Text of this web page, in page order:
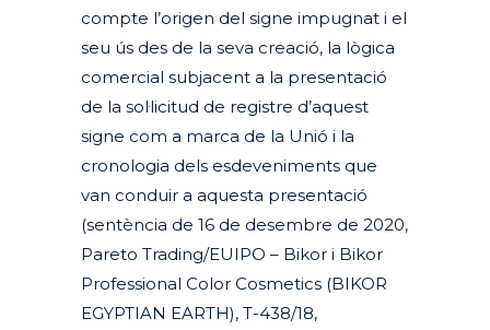
compte l’origen del signe impugnat i el
seu ús des de la seva creació, la lògica
comercial subjacent a la presentació
de la sol·licitud de registre d’aquest
signe com a marca de la Unió i la
cronologia dels esdeveniments que
van conduir a aquesta presentació
(sentència de 16 de desembre de 2020,
Pareto Trading/EUIPO – Bikor i Bikor
Professional Color Cosmetics (BIKOR
EGYPTIAN EARTH), T-438/18,